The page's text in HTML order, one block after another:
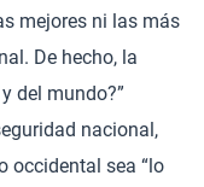
mejores ni las más
De hecho, la
del mundo?”
nacional,
occidental sea “lo